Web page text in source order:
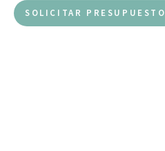
SOLICITAR PRESUPUESTO